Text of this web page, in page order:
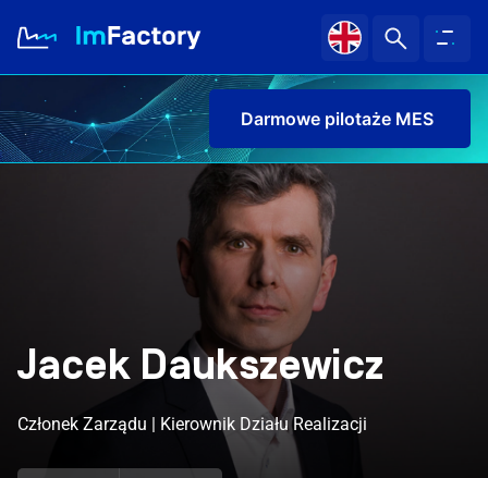
O nas
Baza wiedzy
Kariera
Darmowe pilotaże MES i
Jacek Daukszewicz
Członek Zarządu | Kierownik Działu Realizacji